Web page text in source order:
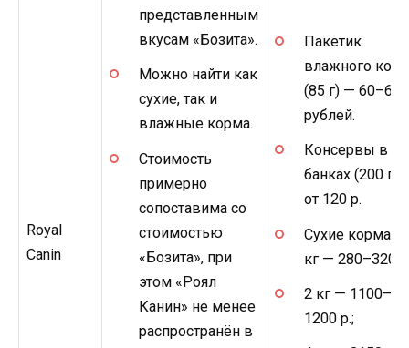
Royal
Canin
представленным
вкусам «Бозита».
Можно найти как
сухие, так и
влажные корма.
Стоимость
примерно
сопоставима со
стоимостью
«Бозита», при
этом «Роял
Канин» не менее
распространён в
Пакетик
влажного
(85 г) — 60–65
рублей.
Консервы в
банках (200 г)
от 120 р.
Сухие корма:
кг — 280–320
2 кг — 1100–
1200 р.;